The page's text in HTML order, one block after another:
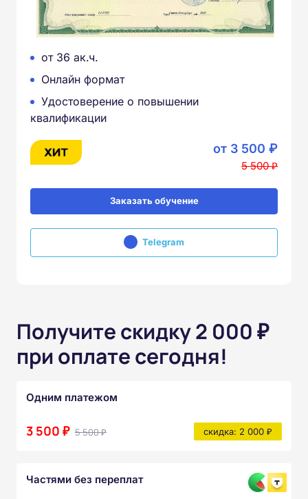
от 36 ак.ч.
Онлайн формат
Удостоверение о повышении
квалификации
от 3 500 ₽
5 500 ₽
Заказать обучение
Telegram
Получите скидку 2 000 ₽
при оплате сегодня!
Одним платежом
3 500 ₽ 5 500 ₽ скидка: 2 000 ₽
Частями без переплат